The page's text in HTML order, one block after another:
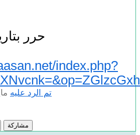
حرر بتاريخ:
index.php?
تم الرد عليه مايو
مشاركة